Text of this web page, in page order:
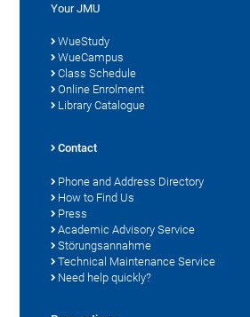
Your JMU
WueStudy
WueCampus
Class Schedule
Online Enrolment
Library Catalogue
Contact
Phone and Address Directory
How to Find Us
Press
Academic Advisory Service
Störungsannahme
Technical Maintenance Service
Need help quickly?